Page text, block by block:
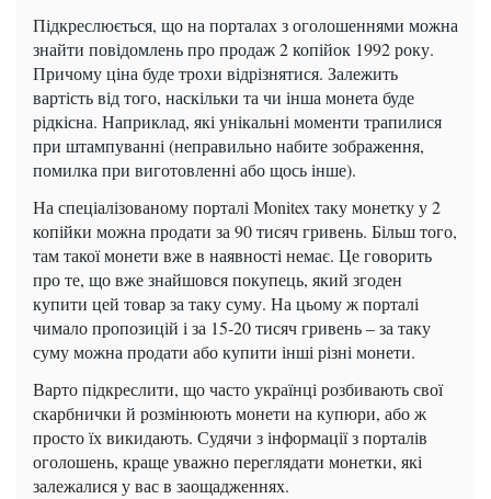
Підкреслюється, що на порталах з оголошеннями можна
знайти повідомлень про продаж 2 копійок 1992 року.
Причому ціна буде трохи відрізнятися. Залежить
вартість від того, наскільки та чи інша монета буде
рідкісна. Наприклад, які унікальні моменти трапилися
при штампуванні (неправильно набите зображення,
помилка при виготовленні або щось інше).
На спеціалізованому порталі Мonitex таку монетку у 2
копійки можна продати за 90 тисяч гривень. Більш того,
там такої монети вже в наявності немає. Це говорить
про те, що вже знайшовся покупець, який згоден
купити цей товар за таку суму. На цьому ж порталі
чимало пропозицій і за 15-20 тисяч гривень – за таку
суму можна продати або купити інші різні монети.
Варто підкреслити, що часто українці розбивають свої
скарбнички й розмінюють монети на купюри, або ж
просто їх викидають. Судячи з інформації з порталів
оголошень, краще уважно переглядати монетки, які
залежалися у вас в заощадженнях.